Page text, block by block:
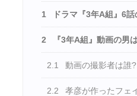
1 ドラマ『3年A組』6
2 『3年A組』動画の男
2.1 動画の撮影者は誰?
2.2 孝彦が作ったフェ